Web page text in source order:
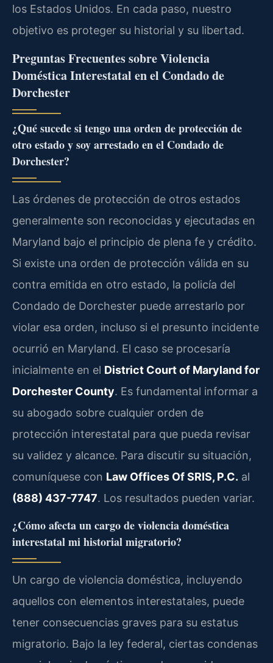
los Estados Unidos. En cada paso, nuestro
objetivo es proteger su historial y su libertad.
Preguntas Frecuentes sobre Violencia
Doméstica Interestatal en el Condado de
Dorchester
¿Qué sucede si tengo una orden de protección de
otro estado y soy arrestado en el Condado de
Dorchester?
Las órdenes de protección de otros estados
generalmente son reconocidas y ejecutadas en
Maryland bajo el principio de plena fe y crédito.
Si existe una orden de protección válida en su
contra emitida en otro estado, la policía del
Condado de Dorchester puede arrestarlo por
violar esa orden, incluso si el presunto incidente
ocurrió en Maryland. El caso se procesaría
inicialmente en el District Court of Maryland for
Dorchester County. Es fundamental informar a
su abogado sobre cualquier orden de
protección interestatal para que pueda revisar
su validez y alcance. Para discutir su situación,
comuníquese con Law Offices Of SRIS, P.C. al
(888) 437-7747. Los resultados pueden variar.
¿Cómo afecta un cargo de violencia doméstica
interestatal mi historial migratorio?
Un cargo de violencia doméstica, incluyendo
aquellos con elementos interestatales, puede
tener consecuencias graves para su estatus
migratorio. Bajo la ley federal, ciertas condenas